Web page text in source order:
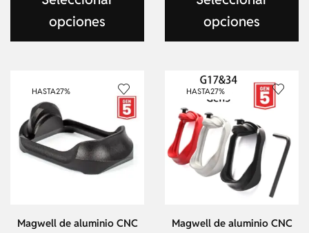
opciones
opciones
HASTA27%
Magwell de aluminio CNC
HASTA27%
Magwell de aluminio CNC